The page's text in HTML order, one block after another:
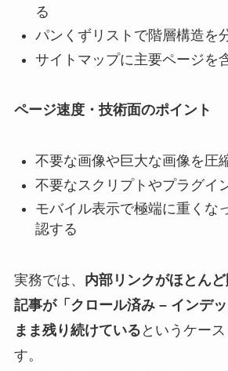
る
パンくずリストで階層構造を
サイトマップに主要ページを
ページ速度・技術面のポイント
不要な画像や巨大な画像を圧
不要なスクリプトやプラグイ
モバイル表示で極端に重くな
認する
実務では、 内部リンクがほとん
記事が「クロール済み – インデ
まま残り続けている というケー
す。